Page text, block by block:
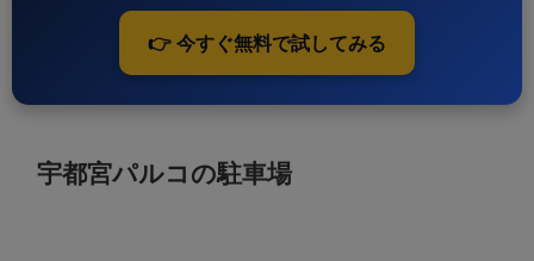
👉 今すぐ無料で試してみる
宇都宮パルコの駐車場